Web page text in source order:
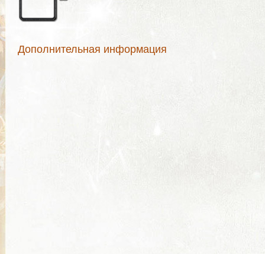
Дополнительная информация